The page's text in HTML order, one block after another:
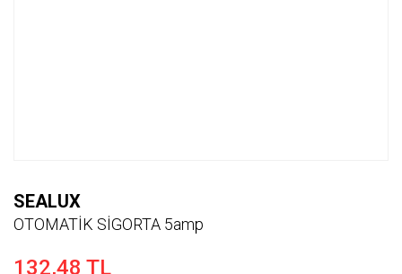
SEALUX
OTOMATİK SİGORTA 5amp
132,48 TL